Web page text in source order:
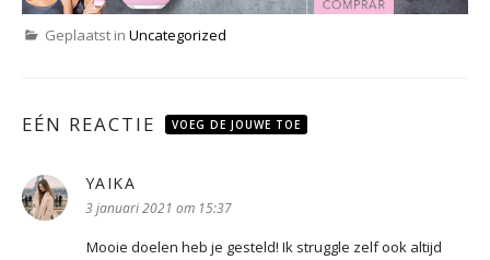
Geplaatst in Uncategorized
EÉN REACTIE VOEG DE JOUWE TOE
YAIKA
3 januari 2021 om 15:37
Mooie doelen heb je gesteld! Ik struggle zelf ook altijd